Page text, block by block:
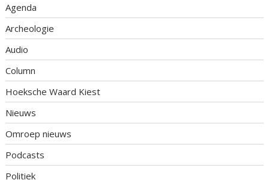
Agenda
Archeologie
Audio
Column
Hoeksche Waard Kiest
Nieuws
Omroep nieuws
Podcasts
Politiek